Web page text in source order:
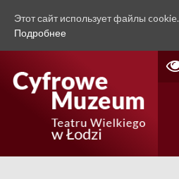
Этот сайт использует файлы cookie.
Подробнее